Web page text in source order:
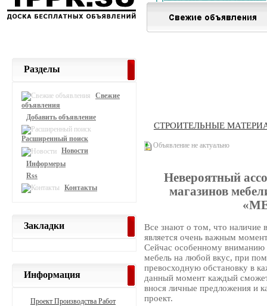
СТРОИТЕЛЬНЫЕ
Объявление не актуально
Невероятный
магазинов
Все знают о том, что наличие
является очень важным
Сейчас особенному вниманию
мебель на любой вкус, при
превосходную обстановку в
данный момент каждый
внося личные предложения и
проект.
Разделы
Свежие
объявления
Добавить объявление
Расширенный поиск
Новости
Информеры
Rss
Контакты
Закладки
Информация
Проект Производства Работ